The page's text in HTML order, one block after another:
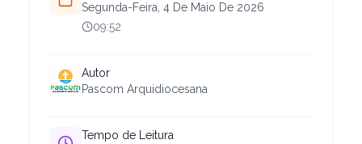
Segunda-Feira, 4 De Maio De 2026
09:52
Autor
Pascom Arquidiocesana
Tempo de Leitura